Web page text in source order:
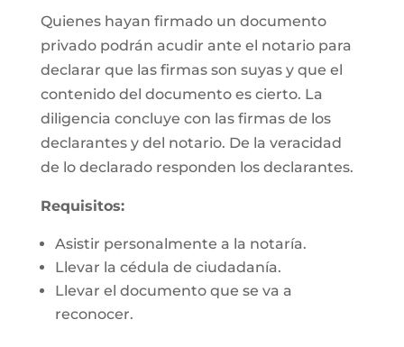
Quienes hayan firmado un documento
privado podrán acudir ante el notario para
declarar que las firmas son suyas y que el
contenido del documento es cierto. La
diligencia concluye con las firmas de los
declarantes y del notario. De la veracidad
de lo declarado responden los declarantes.
Requisitos:
Asistir personalmente a la notaría.
Llevar la cédula de ciudadanía.
Llevar el documento que se va a
reconocer.